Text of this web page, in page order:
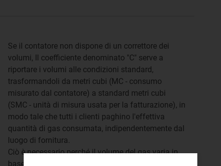
Se il contatore non dispone di un correttore dei
volumi, Il coefficiente denominato "C" serve a
riportare i volumi alle condizioni standard,
trasformandoli da metri cubi (MC - consumo
misurato dal contatore) a standard metri cubi
(SMC - unità di misura usata per la fatturazione), in
modo tale che tutti i clienti paghino l'effettiva
quantità di gas consumata, indipendentemente dal
luogo di fornitura.
Ciò è necessario perché il volume del gas varia in
base alla temperatura e alla pressione atmosferica